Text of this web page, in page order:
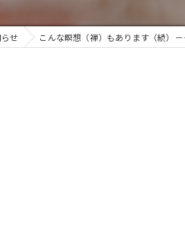
せ こんな瞑想（禅）もあります（続）